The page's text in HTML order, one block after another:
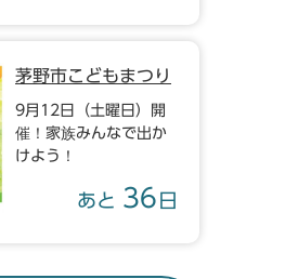
茅野市こどもまつり
9月12日（土曜日）開
催！家族みんなで出か
けよう！
あと 36 日